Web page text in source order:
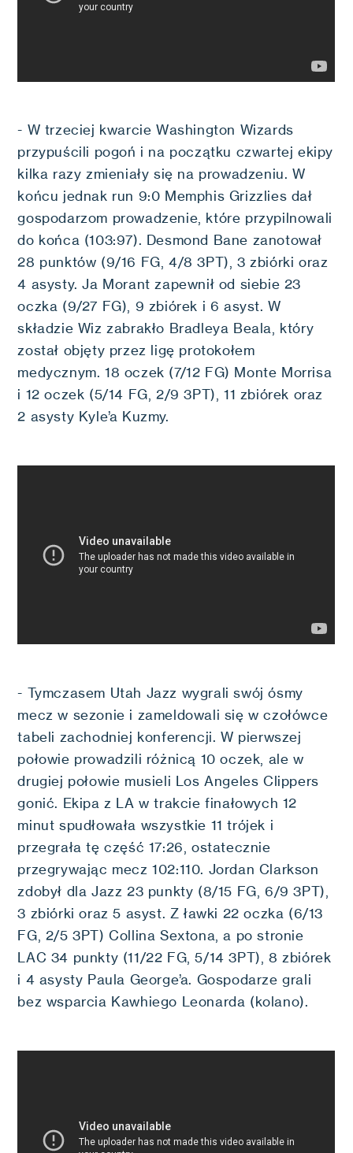
- W trzeciej kwarcie Washington Wizards
przypuścili pogoń i na początku czwartej ekipy
kilka razy zmieniały się na prowadzeniu. W
końcu jednak run 9:0 Memphis Grizzlies dał
gospodarzom prowadzenie, które przypilnowali
do końca (103:97). Desmond Bane zanotował
28 punktów (9/16 FG, 4/8 3PT), 3 zbiórki oraz
4 asysty. Ja Morant zapewnił od siebie 23
oczka (9/27 FG), 9 zbiórek i 6 asyst. W
składzie Wiz zabrakło Bradleya Beala, który
został objęty przez ligę protokołem
medycznym. 18 oczek (7/12 FG) Monte Morrisa
i 12 oczek (5/14 FG, 2/9 3PT), 11 zbiórek oraz
2 asysty Kyle’a Kuzmy.
- Tymczasem Utah Jazz wygrali swój ósmy
mecz w sezonie i zameldowali się w czołówce
tabeli zachodniej konferencji. W pierwszej
połowie prowadzili różnicą 10 oczek, ale w
drugiej połowie musieli Los Angeles Clippers
gonić. Ekipa z LA w trakcie finałowych 12
minut spudłowała wszystkie 11 trójek i
przegrała tę część 17:26, ostatecznie
przegrywając mecz 102:110. Jordan Clarkson
zdobył dla Jazz 23 punkty (8/15 FG, 6/9 3PT),
3 zbiórki oraz 5 asyst. Z ławki 22 oczka (6/13
FG, 2/5 3PT) Collina Sextona, a po stronie
LAC 34 punkty (11/22 FG, 5/14 3PT), 8 zbiórek
i 4 asysty Paula George’a. Gospodarze grali
bez wsparcia Kawhiego Leonarda (kolano).